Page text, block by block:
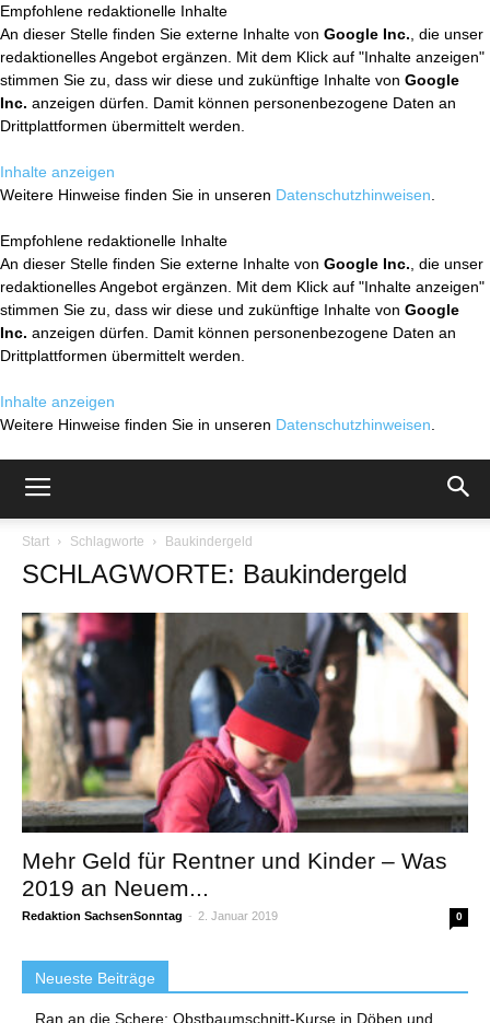
Empfohlene redaktionelle Inhalte
An dieser Stelle finden Sie externe Inhalte von Google Inc. , die unser
redaktionelles Angebot ergänzen. Mit dem Klick auf "Inhalte anzeigen"
stimmen Sie zu, dass wir diese und zukünftige Inhalte von Google
Inc. anzeigen dürfen. Damit können personenbezogene Daten an
Drittplattformen übermittelt werden.
Inhalte anzeigen
Weitere Hinweise finden Sie in unseren Datenschutzhinweisen
Empfohlene redaktionelle Inhalte
An dieser Stelle finden Sie externe Inhalte von Google Inc. , die unser
redaktionelles Angebot ergänzen. Mit dem Klick auf "Inhalte anzeigen"
stimmen Sie zu, dass wir diese und zukünftige Inhalte von Google
Inc. anzeigen dürfen. Damit können personenbezogene Daten an
Drittplattformen übermittelt werden.
Inhalte anzeigen
Weitere Hinweise finden Sie in unseren Datenschutzhinweisen
Start Schlagworte Baukindergeld
SCHLAGWORTE: Baukindergeld
Mehr Geld für Rentner und Kinder – Was
2019 an Neuem...
Redaktion SachsenSonntag - 2. Januar 2019 0
Neueste Beiträge
Ran an die Schere: Obstbaumschnitt-Kurse in Döben und